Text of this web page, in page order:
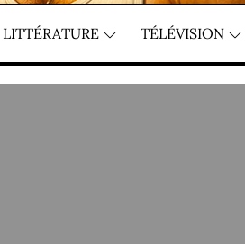
LITTÉRATURE TÉLÉVISION